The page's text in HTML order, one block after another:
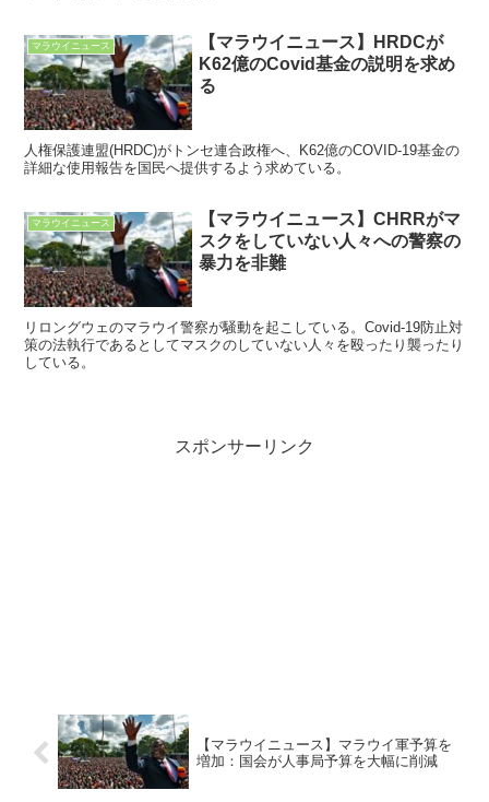
マラウイニュース
【マラウイニュース】HRDCが
K62億のCovid基金の説明を求め
る
人権保護連盟(HRDC)がトンセ連合政権へ、K62億のCOVID-19基金の
詳細な使用報告を国民へ提供するよう求めている。
マラウイニュース
【マラウイニュース】CHRRがマ
スクをしていない人々への警察の
暴力を非難
リロングウェのマラウイ警察が騒動を起こしている。Covid-19防止対
策の法執行であるとしてマスクのしていない人々を殴ったり襲ったり
している。
スポンサーリンク
【マラウイニュース】マラウイ軍予算を
増加：国会が人事局予算を大幅に削減